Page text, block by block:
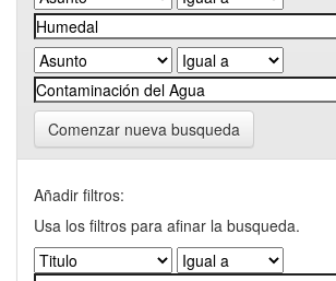
Comenzar nueva busqueda
Añadir filtros:
Usa los filtros para afinar la busqueda.